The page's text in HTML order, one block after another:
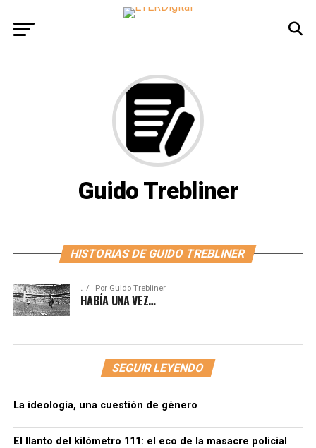
Guido Trebliner
HISTORIAS DE GUIDO TREBLINER
. Por Guido Trebliner
HABÍA UNA VEZ…
SEGUIR LEYENDO
La ideología, una cuestión de género
El llanto del kilómetro 111: el eco de la masacre policial